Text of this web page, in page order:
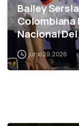
Bailey
Colombiana
Nacional
junio 29, 2026